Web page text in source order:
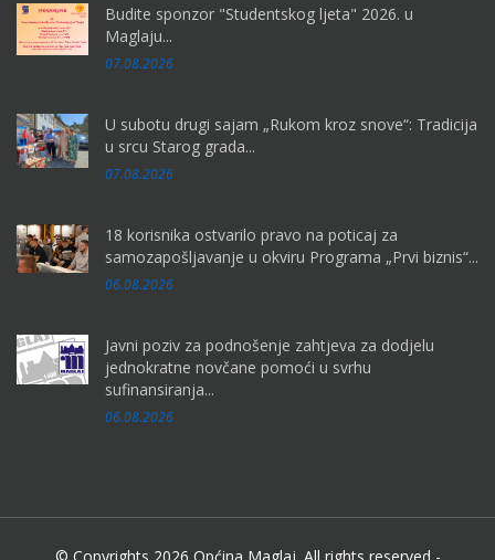
Budite sponzor "Studentskog ljeta" 2026. u
Maglaju...
07.08.2026
U subotu drugi sajam „Rukom kroz snove“: Tradicija
u srcu Starog grada...
07.08.2026
18 korisnika ostvarilo pravo na poticaj za
samozapošljavanje u okviru Programa „Prvi biznis“...
06.08.2026
Javni poziv za podnošenje zahtjeva za dodjelu
jednokratne novčane pomoći u svrhu
sufinansiranja...
06.08.2026